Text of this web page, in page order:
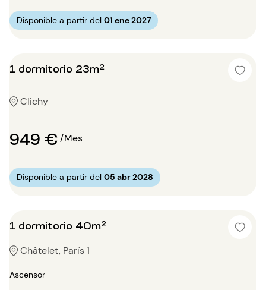
Disponible a partir del 01 ene 2027
1 dormitorio 23m²
Clichy
949 €/Mes
Disponible a partir del 05 abr 2028
1 dormitorio 40m²
Châtelet, París 1
Ascensor